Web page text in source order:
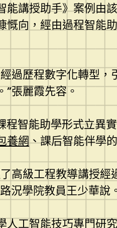
能講授助手》案例由
慨向，經由過程智能
過歷程數字化轉型
”張麗霞先容。
程智能助學形式立異
養網、課后智能伴學
高級工程教導講授
況學院教員王少華說
人工智能技巧專門研